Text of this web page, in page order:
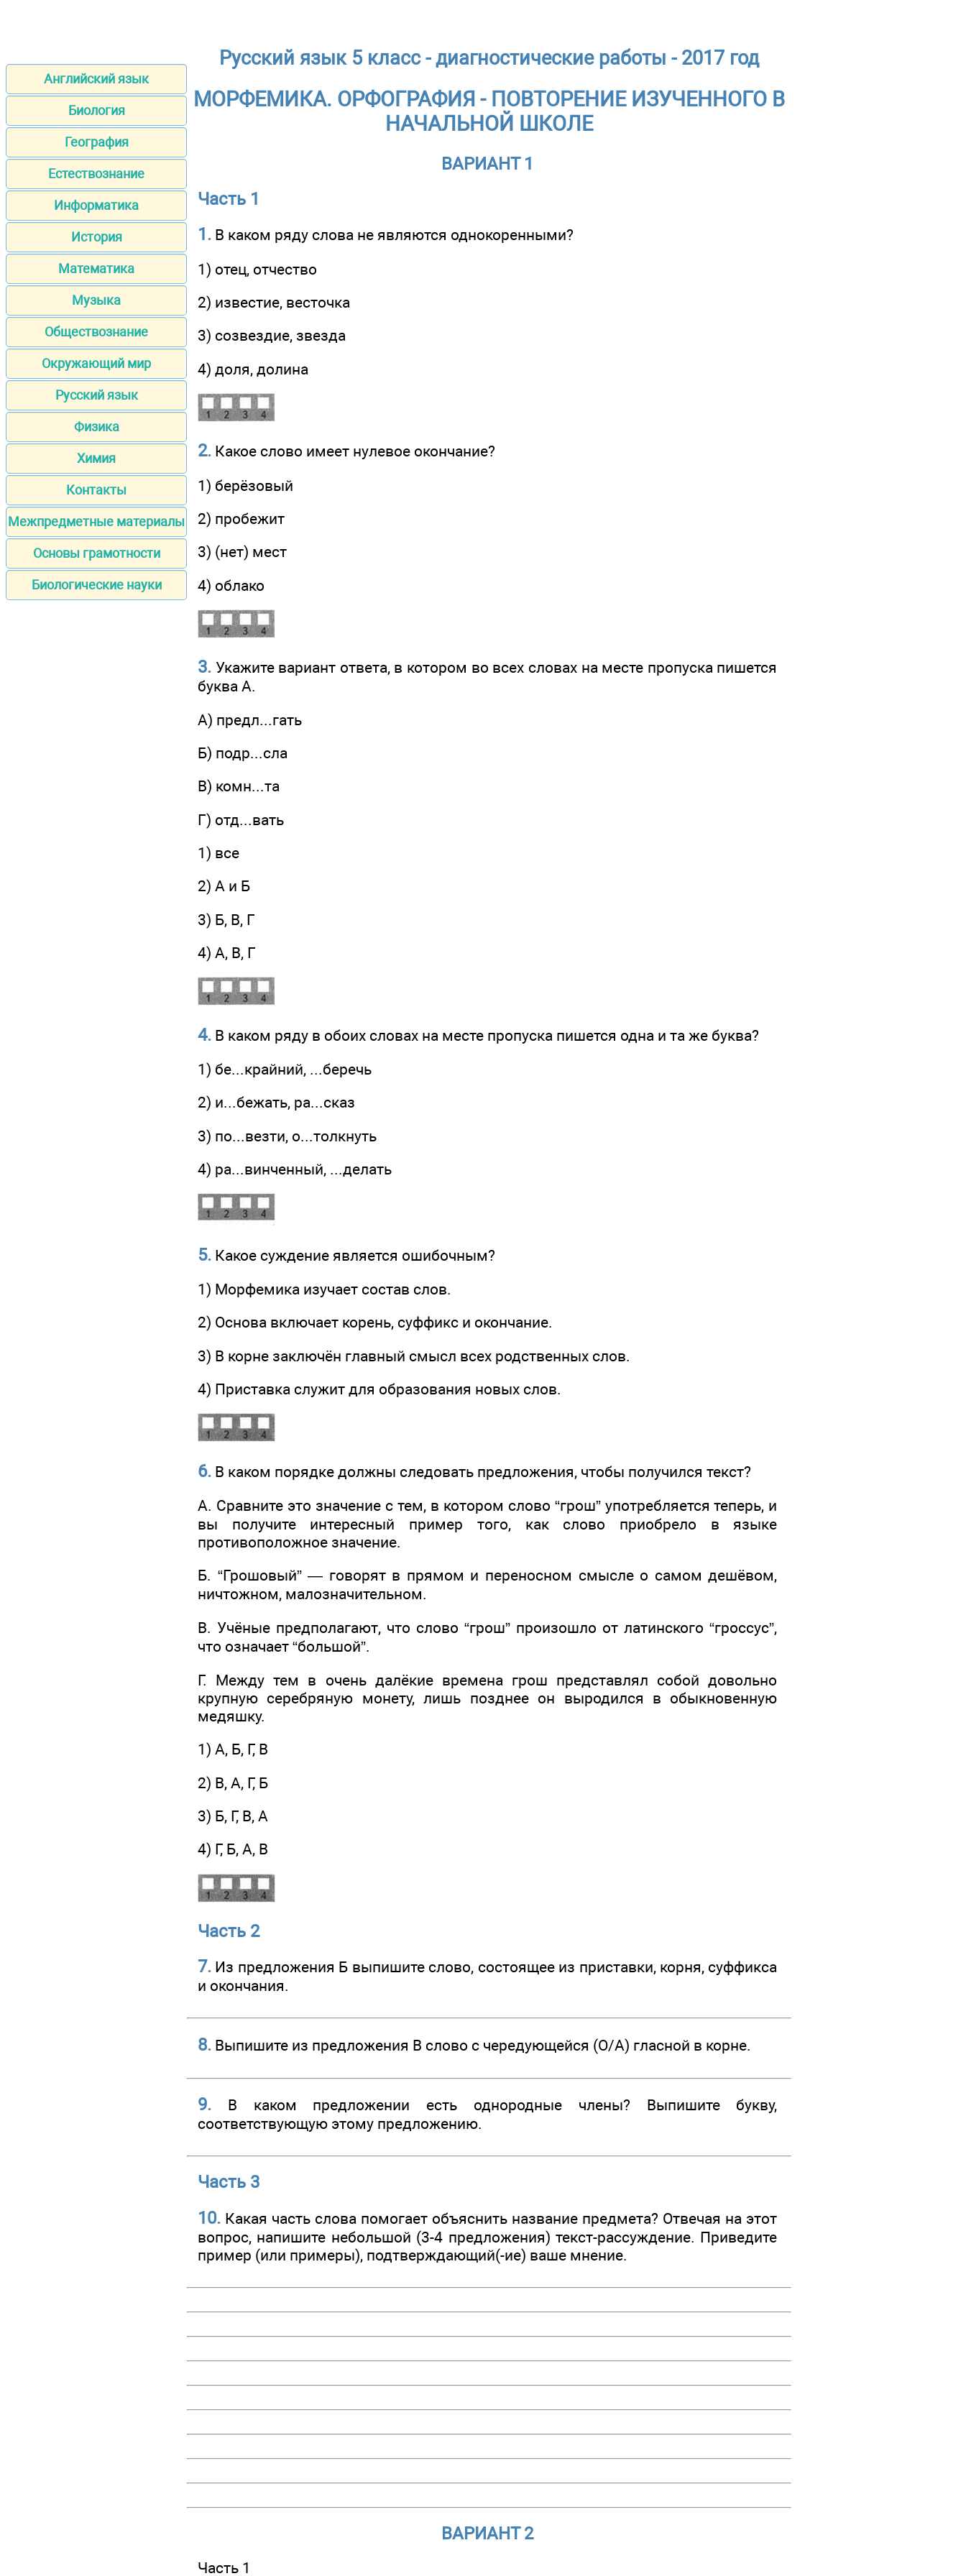
Английский язык
Биология
География
Естествознание
Информатика
История
Математика
Музыка
Обществознание
Окружающий мир
Русский язык
Физика
Химия
Контакты
Межпредметные материалы
Основы грамотности
Биологические науки
Русский язык 5 класс - диагностические работы - 2017 год
МОРФЕМИКА. ОРФОГРАФИЯ - ПОВТОРЕНИЕ ИЗУЧЕННОГО В
НАЧАЛЬНОЙ ШКОЛЕ
ВАРИАНТ 1
Часть 1
1. В каком ряду слова не являются однокоренными?
1) отец, отчество
2) известие, весточка
3) созвездие, звезда
4) доля, долина
2. Какое слово имеет нулевое окончание?
1) берёзовый
2) пробежит
3) (нет) мест
4) облако
3. Укажите вариант ответа, в котором во всех словах на месте пропуска пишется
буква А.
A) предл...гать
Б) подр...сла
B) комн...та
Г) отд...вать
1) все
2) А и Б
3) Б, В, Г
4) А, В, Г
4. В каком ряду в обоих словах на месте пропуска пишется одна и та же буква?
1) бе...крайний, ...беречь
2) и...бежать, ра...сказ
3) по...везти, о...толкнуть
4) ра...винченный, ...делать
5. Какое суждение является ошибочным?
1) Морфемика изучает состав слов.
2) Основа включает корень, суффикс и окончание.
3) В корне заключён главный смысл всех родственных слов.
4) Приставка служит для образования новых слов.
6. В каком порядке должны следовать предложения, чтобы получился текст?
A. Сравните это значение с тем, в котором слово “грош” употребляется теперь, и
вы получите интересный пример того, как слово приобрело в языке
противоположное значение.
Б. “Грошовый” — говорят в прямом и переносном смысле о самом дешёвом,
ничтожном, малозначительном.
B. Учёные предполагают, что слово “грош” произошло от латинского “гроссус”,
что означает “большой”.
Г. Между тем в очень далёкие времена грош представлял собой довольно
крупную серебряную монету, лишь позднее он выродился в обыкновенную
медяшку.
1) А, Б, Г, В
2) В, А, Г, Б
3) Б, Г, В, А
4) Г, Б, А, В
Часть 2
7. Из предложения Б выпишите слово, состоящее из приставки, корня, суффикса
и окончания.
8. Выпишите из предложения В слово с чередующейся (О/А) гласной в корне.
9. В каком предложении есть однородные члены? Выпишите букву,
соответствующую этому предложению.
Часть 3
10. Какая часть слова помогает объяснить название предмета? Отвечая на этот
вопрос, напишите небольшой (3-4 предложения) текст-рассуждение. Приведите
пример (или примеры), подтверждающий(-ие) ваше мнение.
ВАРИАНТ 2
Часть 1